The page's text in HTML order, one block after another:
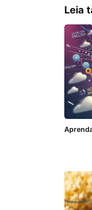
Leia